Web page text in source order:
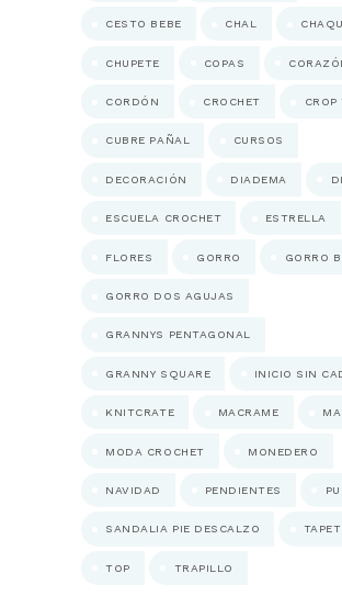
CESTO BEBE CHAL
CHUPETE COPAS
CORDÓN CROCHET CROP
CUBRE PAÑAL CURSOS
DECORACIÓN DIADEMA
ESCUELA CROCHET ESTRELLA
FLORES GORRO GORRO
GORRO DOS AGUJAS
GRANNYS PENTAGONAL
GRANNY SQUARE INICIO SIN
KNITCRATE MACRAME
MODA CROCHET MONEDERO
NAVIDAD PENDIENTES
SANDALIA PIE DESCALZO
TOP TRAPILLO